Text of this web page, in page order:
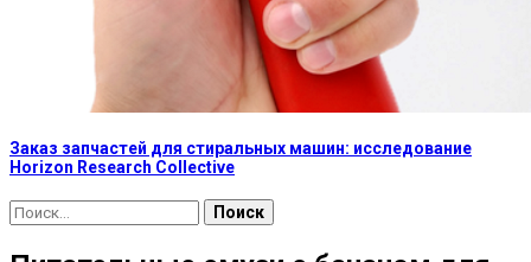
Заказ запчастей для стиральных машин: исследование
Horizon Research Collective
Найти: